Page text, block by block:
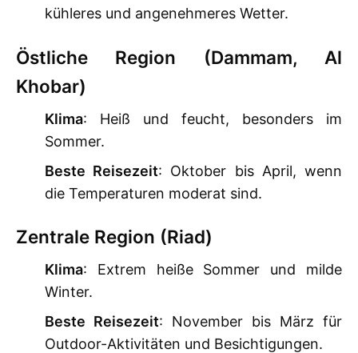
kühleres und angenehmeres Wetter.
Östliche Region (Dammam, Al
Khobar)
Klima: Heiß und feucht, besonders im
Sommer.
Beste Reisezeit: Oktober bis April, wenn
die Temperaturen moderat sind.
Zentrale Region (Riad)
Klima: Extrem heiße Sommer und milde
Winter.
Beste Reisezeit: November bis März für
Outdoor-Aktivitäten und Besichtigungen.